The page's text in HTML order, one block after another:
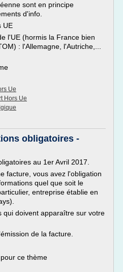
sont en principe
d'info.
UE
l'UE (hormis la France bien
: l'Allemagne, l'Autriche,...
Ue
Hors Ue
obligatoires -
au 1er Avril 2017.
facture, vous avez l'obligation
quel que soit le
entreprise établie en
qui doivent apparaître sur votre
de la facture.
ce thème